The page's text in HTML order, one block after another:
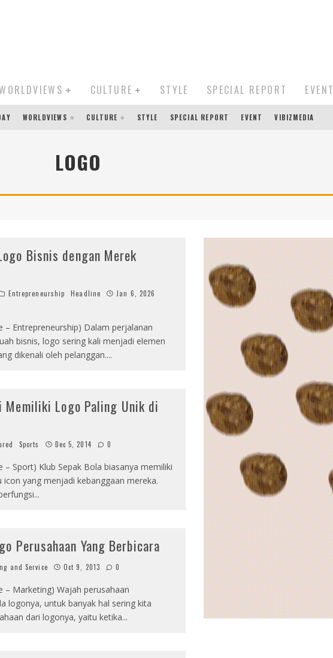
CULTURE STYLE SPECIAL REPORT EVENT
WORLDVIEWS CULTURE STYLE SPECIAL REPORT EVENT VIBIZMEDIA
LOGO
Bisnis dengan Merek
Entrepreneurship Headline
Jan 6, 2026
– Entrepreneurship) Dalam perjalanan
bisnis, logo sering kali menjadi elemen
dikenali oleh pelanggan....
Memiliki Logo Paling Unik di
Sports Dec 5, 2014 0
– Sport) Klub Sepak Bola biasanya memiliki
icon yang menjadi kebanggaan mereka.
...
Perusahaan Yang Berbicara
and Service Oct 9, 2013 0
– Marketing) Wajah perusahaan
logonya, untuk banyak hal sering kita
dari logonya, yaitu ketika...